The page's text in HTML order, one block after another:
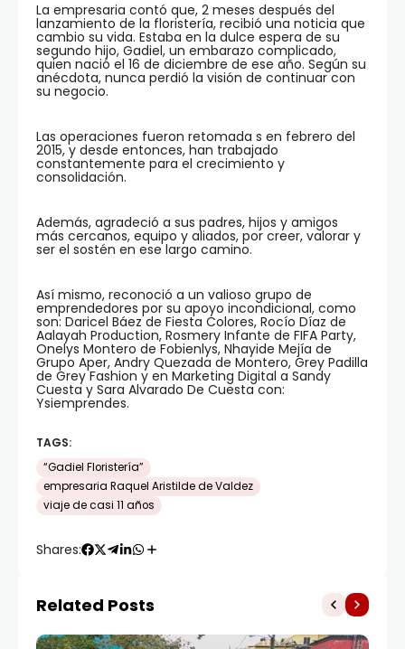
La empresaria contó que, 2 meses después del
lanzamiento de la floristería, recibió una noticia que
cambio su vida. Estaba en la dulce espera de su
segundo hijo, Gadiel, un embarazo complicado,
quien nació el 16 de diciembre de ese año. Según su
anécdota, nunca perdió la visión de continuar con
su negocio.
Las operaciones fueron retomada s en febrero del
2015, y desde entonces, han trabajado
constantemente para el crecimiento y
consolidación.
Además, agradeció a sus padres, hijos y amigos
más cercanos, equipo y aliados, por creer, valorar y
ser el sostén en ese largo camino.
Así mismo, reconoció a un valioso grupo de
emprendedores por su apoyo incondicional, como
son: Daricel Báez de Fiesta Colores, Rocío Díaz de
Aalayah Production, Rosmery Infante de FIFA Party,
Onelys Montero de Fobienlys, Nhayide Mejía de
Grupo Aper, Andry Quezada de Montero, Grey Padilla
de Grey Fashion y en Marketing Digital a Sandy
Cuesta y Sara Alvarado De Cuesta con:
Ysiemprendes.
TAGS:
“Gadiel Floristería”
empresaria Raquel Aristilde de Valdez
viaje de casi 11 años
Shares:
Related Posts